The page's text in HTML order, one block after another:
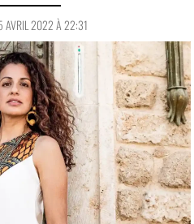
AVRIL 2022 À 22:31